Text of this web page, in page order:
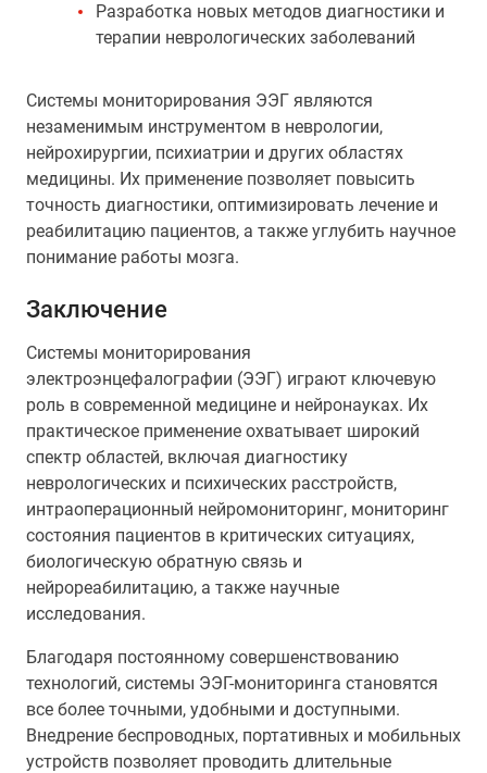
Разработка новых методов диагностики и
терапии неврологических заболеваний
Системы мониторирования ЭЭГ являются
незаменимым инструментом в неврологии,
нейрохирургии, психиатрии и других областях
медицины. Их применение позволяет повысить
точность диагностики, оптимизировать лечение и
реабилитацию пациентов, а также углубить научное
понимание работы мозга.
Заключение
Системы мониторирования
электроэнцефалографии (ЭЭГ) играют ключевую
роль в современной медицине и нейронауках. Их
практическое применение охватывает широкий
спектр областей, включая диагностику
неврологических и психических расстройств,
интраоперационный нейромониторинг, мониторинг
состояния пациентов в критических ситуациях,
биологическую обратную связь и
нейрореабилитацию, а также научные
исследования.
Благодаря постоянному совершенствованию
технологий, системы ЭЭГ-мониторинга становятся
все более точными, удобными и доступными.
Внедрение беспроводных, портативных и мобильных
устройств позволяет проводить длительные